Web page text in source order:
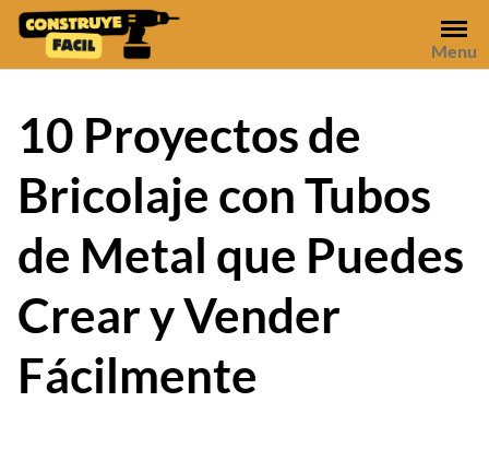
Skip
content
Menu
10 Proyectos de
Bricolaje con Tubos
de Metal que Puedes
Crear y Vender
Fácilmente